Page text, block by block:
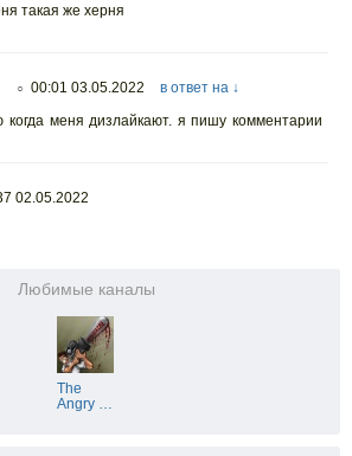
такая же херня
○ 00:01 03.05.2022
в ответ на ↓
когда меня дизлайкают. я пишу комментарии
02.05.2022
Любимые каналы
The
Angry …